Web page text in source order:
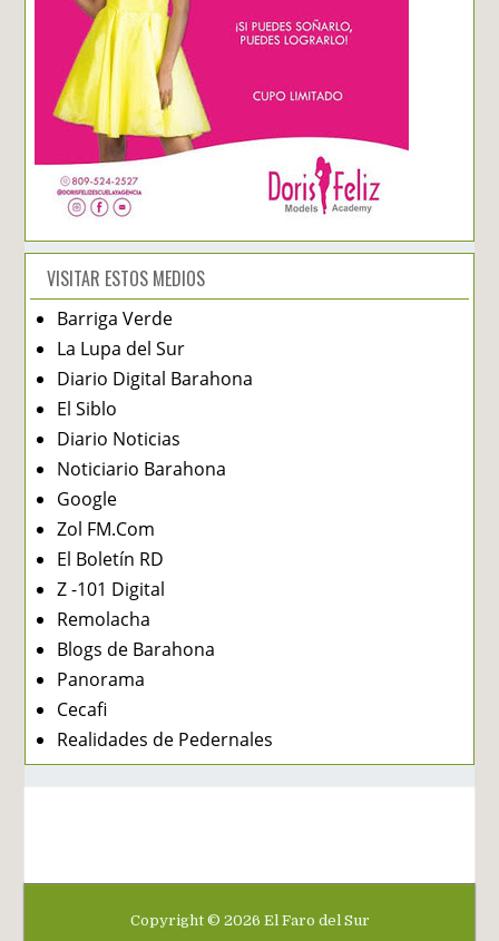
VISITAR ESTOS MEDIOS
Barriga Verde
La Lupa del Sur
Diario Digital Barahona
El Siblo
Diario Noticias
Noticiario Barahona
Google
Zol FM.Com
El Boletín RD
Z -101 Digital
Remolacha
Blogs de Barahona
Panorama
Cecafi
Realidades de Pedernales
Copyright © 2026 El Faro del Sur